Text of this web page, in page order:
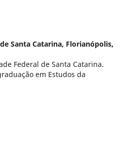
Santa Catarina, Florianópolis,
Federal de Santa Catarina.
em Estudos da